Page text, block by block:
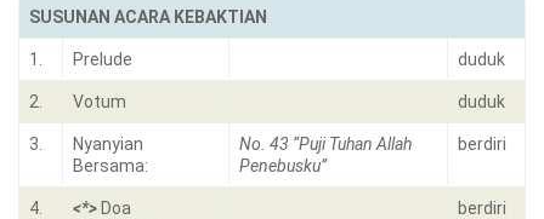
SUSUNAN ACARA KEBAKTIAN
1. Prelude duduk
2. Votum duduk
3.
Nyanyian
Bersama:
No. 43 “Puji Tuhan Allah
Penebusku”
berdiri
4. <*> Doa
berdiri